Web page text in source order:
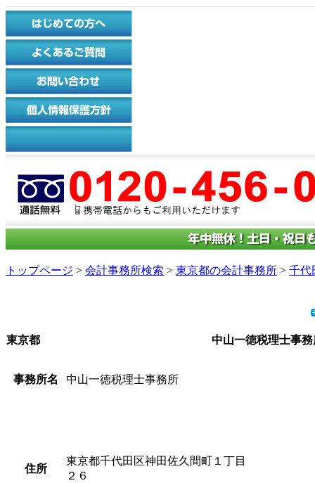
トップページ > 会計事務所検索 > 東京都の会計事務所 > 千代
東京都 中山一徳税理士事務
事務所名 中山一徳税理士事務所
住所
東京都千代田区神田佐久間町１丁目
２６